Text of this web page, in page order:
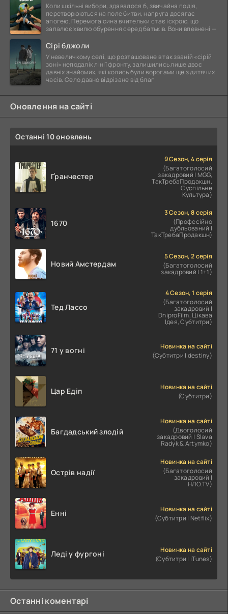
Коли шкільні вибори, здавалося б, звичайна подія,
перетворюються на поле битви, напруга досягає
апогею. Перемога сина вчительки стає іскрою, що
запалює хвилю обурення серед батьків. Вони впевнені —
Сірі бджоли
У невеличкому селі, що розташоване в так званій «сірій
зоні» неподалік лінії фронту, залишились лише двоє
давніх знайомих, які колись були ворогами ще з дитячих
часів. Село давно відрізане від благ
Оновлення на сайті
Останні 10 оновлень
Ґранчестер
9 Сезон, 4 серія
(Багатоголосий
закадровий | MGG,
ТакТребаПродакшн,
Суспільне
Культура)
1670
3 Сезон, 8 серія
(Професійно
дубльований |
ТакТребаПродакшн)
Новий Амстердам
5 Сезон, 2 серія
(Багатоголосий
закадровий | 1+1)
Тед Лассо
4 Сезон, 1 серія
(Багатоголосий
закадровий |
DniproFilm, Цікава
Ідея, Субтитри)
71 у вогні
Новинка на сайті
(Субтитри | destiny)
Цар Едіп
Новинка на сайті
(Субтитри)
Багдадський злодій
Новинка на сайті
(Двоголосий
закадровий | Slava
Radyk & Artymko)
Острів надії
Новинка на сайті
(Багатоголосий
закадровий |
НЛО.TV)
Енні
Новинка на сайті
(Субтитри | Netflix)
Леді у фургоні
Новинка на сайті
(Субтитри | iTunes)
Останні коментарі